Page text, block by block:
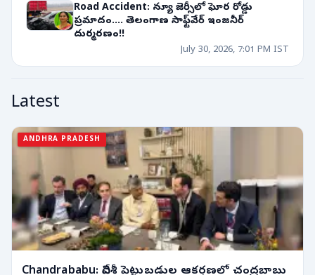
Road Accident: న్యూ జెర్సీలో ఘోర రోడ్డు
ప్రమాదం.... తెలంగాణ సాఫ్ట్‌వేర్ ఇంజనీర్
దుర్మరణం!!
July 30, 2026, 7:01 PM IST
Latest
ANDHRA PRADESH
Chandrababu: విదేశీ పెట్టుబడుల ఆకర్షణలో చంద్రబాబు